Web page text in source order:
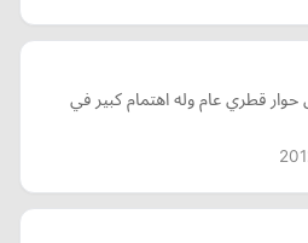
قطري عام وله اهتمام كبير في